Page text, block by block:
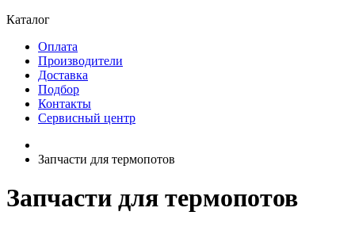
Каталог
Оплата
Производители
Доставка
Подбор
Контакты
Сервисный центр
Запчасти для термопотов
Запчасти для термопотов